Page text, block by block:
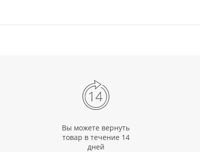
Вы можете вернуть
товар в течение 14
дней